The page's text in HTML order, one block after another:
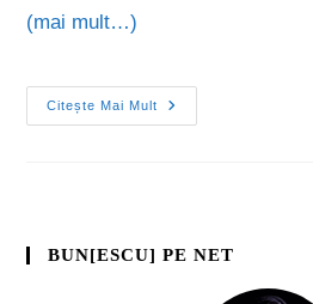
(mai mult…)
Citește Mai Mult
BUN[ESCU] PE NET